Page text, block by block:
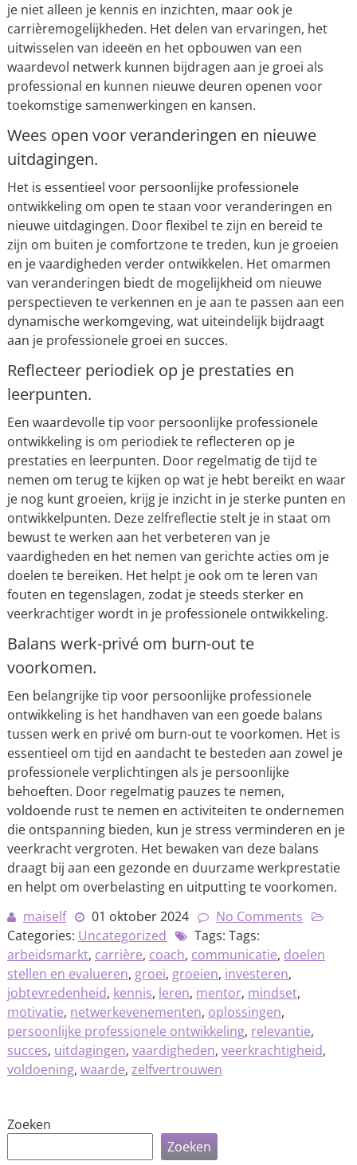
je niet alleen je kennis en inzichten, maar ook je
carrièremogelijkheden. Het delen van ervaringen, het
uitwisselen van ideeën en het opbouwen van een
waardevol netwerk kunnen bijdragen aan je groei als
professional en kunnen nieuwe deuren openen voor
toekomstige samenwerkingen en kansen.
Wees open voor veranderingen en nieuwe
uitdagingen.
Het is essentieel voor persoonlijke professionele
ontwikkeling om open te staan voor veranderingen en
nieuwe uitdagingen. Door flexibel te zijn en bereid te
zijn om buiten je comfortzone te treden, kun je groeien
en je vaardigheden verder ontwikkelen. Het omarmen
van veranderingen biedt de mogelijkheid om nieuwe
perspectieven te verkennen en je aan te passen aan een
dynamische werkomgeving, wat uiteindelijk bijdraagt
aan je professionele groei en succes.
Reflecteer periodiek op je prestaties en
leerpunten.
Een waardevolle tip voor persoonlijke professionele
ontwikkeling is om periodiek te reflecteren op je
prestaties en leerpunten. Door regelmatig de tijd te
nemen om terug te kijken op wat je hebt bereikt en waar
je nog kunt groeien, krijg je inzicht in je sterke punten en
ontwikkelpunten. Deze zelfreflectie stelt je in staat om
bewust te werken aan het verbeteren van je
vaardigheden en het nemen van gerichte acties om je
doelen te bereiken. Het helpt je ook om te leren van
fouten en tegenslagen, zodat je steeds sterker en
veerkrachtiger wordt in je professionele ontwikkeling.
Balans werk-privé om burn-out te
voorkomen.
Een belangrijke tip voor persoonlijke professionele
ontwikkeling is het handhaven van een goede balans
tussen werk en privé om burn-out te voorkomen. Het is
essentieel om tijd en aandacht te besteden aan zowel je
professionele verplichtingen als je persoonlijke
behoeften. Door regelmatig pauzes te nemen,
voldoende rust te nemen en activiteiten te ondernemen
die ontspanning bieden, kun je stress verminderen en je
veerkracht vergroten. Het bewaken van deze balans
draagt bij aan een gezonde en duurzame werkprestatie
en helpt om overbelasting en uitputting te voorkomen.
maiself
01 oktober 2024
No Comments
Categories: Uncategorized
Tags: Tags:
arbeidsmarkt, carrière, coach, communicatie, doelen
stellen en evalueren, groei, groeien, investeren,
jobtevredenheid, kennis, leren, mentor, mindset,
motivatie, netwerkevenementen, oplossingen,
persoonlijke professionele ontwikkeling, relevantie,
succes, uitdagingen, vaardigheden, veerkrachtigheid,
voldoening, waarde, zelfvertrouwen
Zoeken
Zoeken